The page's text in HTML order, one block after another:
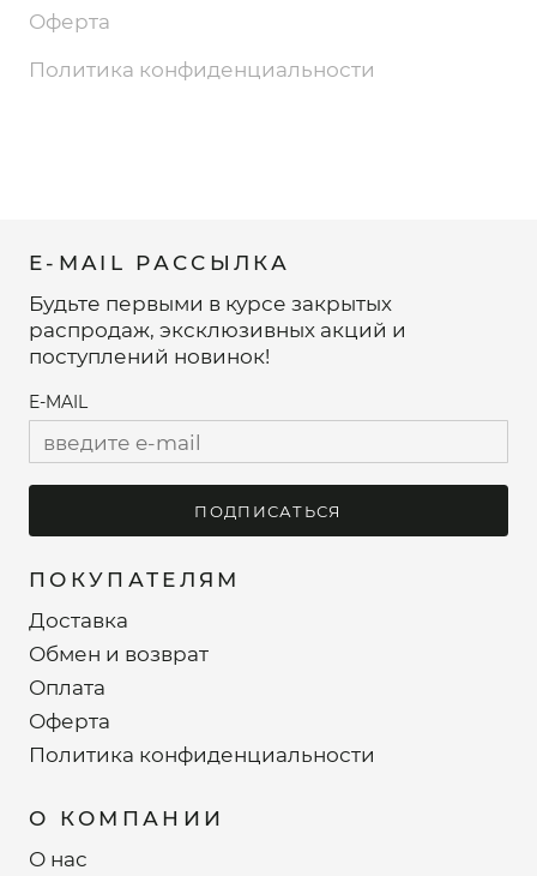
Оферта
Политика конфиденциальности
ПОКУПАТЕЛЯМ
Доставка
Обмен и возврат
Оплата
Оферта
Политика конфиденциальности
О КОМПАНИИ
О нас
E-MAIL РАССЫЛКА
Будьте первыми в курсе закрытых
распродаж, эксклюзивных акций и
поступлений новинок!
E-MAIL
ПОДПИСАТЬСЯ